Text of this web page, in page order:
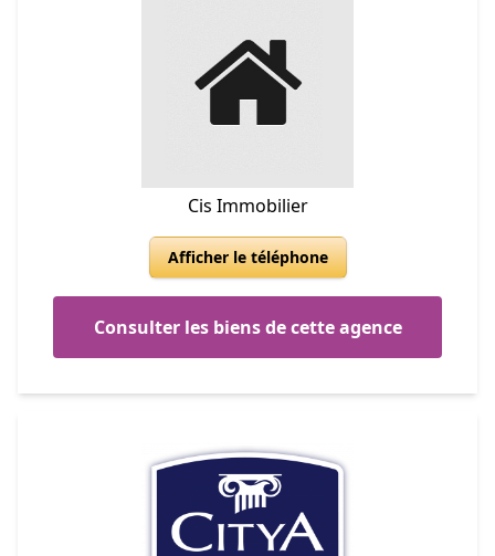
Cis Immobilier
Afficher le téléphone
Consulter les biens de cette agence